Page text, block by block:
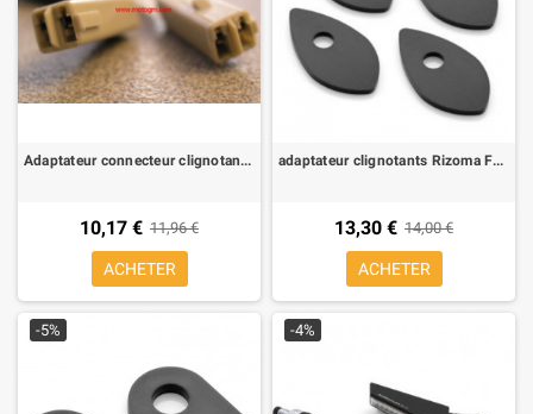
Adaptateur connecteur clignotant motò giaponese pour Honda/Yamaha, connecteur mal
10,17 € 11,96 €
ACHETER
adaptateur clignotants Rizoma FR216B pour Honda, Kawasaki ER-6N 09-, Ducati 1199 Panigale (4 pz pour 2 clignotants)
13,30 € 14,00 €
ACHETER
-5% -4%